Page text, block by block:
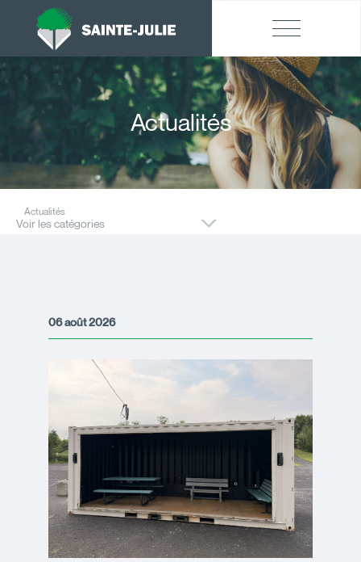
Actualités
Actualités
Voir les catégories
06 août 2026